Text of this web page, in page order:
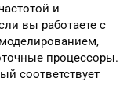
и
вы работаете с
процессоры.
соответствует